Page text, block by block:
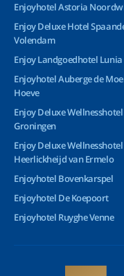
Enjoyhotel Astoria
Enjoy Deluxe Hotel
Volendam
Enjoy Landgoedhotel Lunia
Enjoyhotel Auberge de
Hoeve
Enjoy Deluxe Wellnesshotel
Groningen
Enjoy Deluxe Wellnesshotel
Heerlickheijd van Ermelo
Enjoyhotel Bovenkarspel
Enjoyhotel De Koepoort
Enjoyhotel Ruyghe Venne